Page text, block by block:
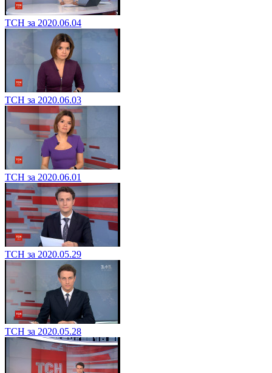
ТСН за 2020.06.04
ТСН за 2020.06.03
ТСН за 2020.06.01
ТСН за 2020.05.29
ТСН за 2020.05.28